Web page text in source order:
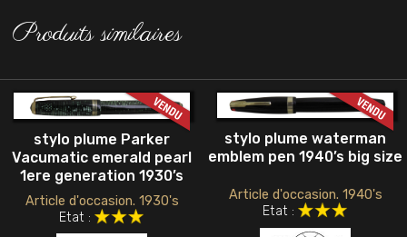
Produits similaires
stylo plume Parker
Vacumatic emerald pearl
1ere generation 1930’s
Article d'occasion. 1930's
Etat :
stylo plume waterman
emblem pen 1940’s big size
Article d'occasion. 1940's
Etat :